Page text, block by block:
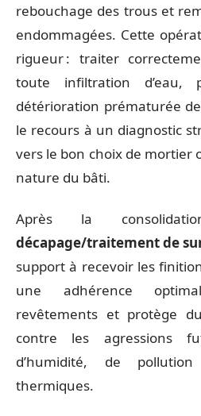
rebouchage des trous et
endommagées. Cette
rigueur : traiter
toute infiltration d’eau,
détérioration prématurée
le recours à un diagnostic
vers le bon choix de mortier
nature du bâti.
Après la
décapage/traitement de
support à recevoir les
une adhérence
revêtements et protège
contre les agressions
d’humidité, de
thermiques.